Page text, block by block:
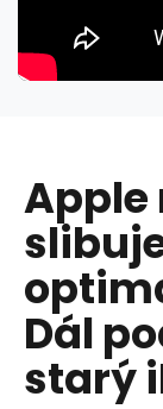
Apple
Dál
starý